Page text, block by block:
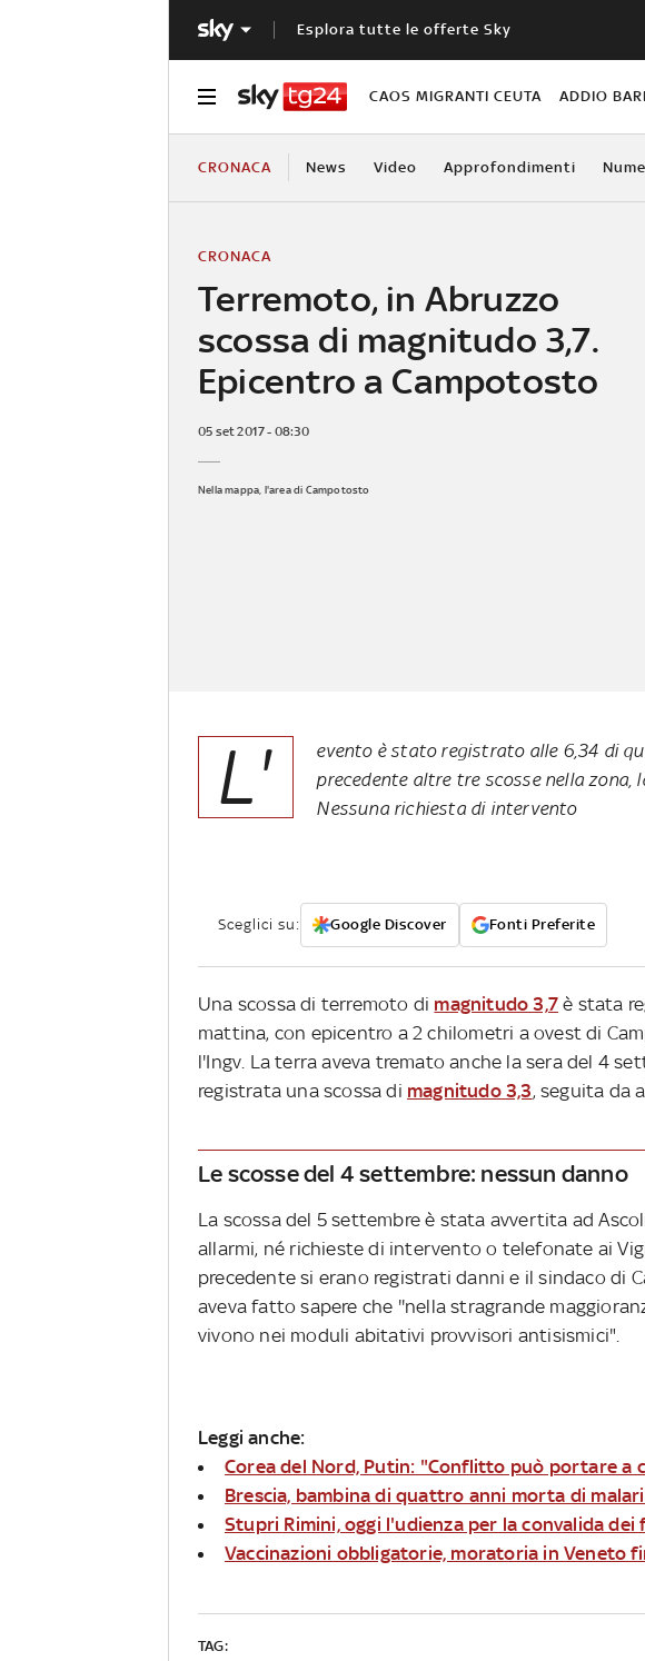
Esplora tutte le offerte Sky
CAOS MIGRANTI CEUTA ADDIO
CRONACA News Video Approfondimenti
Terremoto, in Abruzzo
scossa di magnitudo 3,7.
Epicentro a Campotosto
CRONACA
05 set 2017 - 08:30
Nella mappa, l'area di Campotosto
L'
evento è stato registrato alle 6,34 di
precedente altre tre scosse nella
Nessuna richiesta di intervento
Sceglici su: Google Discover Fonti Preferite
Una scossa di terremoto di magnitudo 3,7 è stata
mattina, con epicentro a 2 chilometri a ovest di
l'Ingv. La terra aveva tremato anche la sera del 4
registrata una scossa di magnitudo 3,3, seguita da
Le scosse del 4 settembre: nessun danno
La scossa del 5 settembre è stata avvertita ad
allarmi, né richieste di intervento o telefonate ai
precedente si erano registrati danni e il sindaco di
aveva fatto sapere che ''nella stragrande
vivono nei moduli abitativi provvisori antisismici".
Leggi anche:
Corea del Nord, Putin: "Conflitto può portare a
Brescia, bambina di quattro anni morta di
Stupri Rimini, oggi l'udienza per la convalida dei
Vaccinazioni obbligatorie, moratoria in Veneto
TAG: